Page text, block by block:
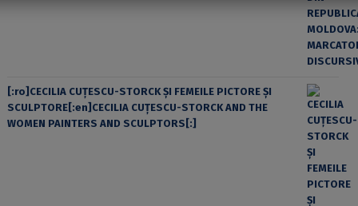
[:ro]CECILIA CUŢESCU-STORCK ŞI FEMEILE PICTORE ŞI
SCULPTORE[:en]CECILIA CUŢESCU-STORCK AND THE
WOMEN PAINTERS AND SCULPTORS[:]